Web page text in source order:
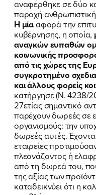
ΝΕΑ
ΕΛΑ ΚΙ
FB IN TW
αναφέρθηκε σε δύο
παροχή
Η μίααφορά την
κυβέρνησης, η οποία,
αναγκών ευπαθών
κοινωνικής
από τις χώρες της
συγκροτημένο
και άλλους φορείς
κατήργησε (Ν. 4238/
27ετίας σημαντικό
παρέχουν δωρεές σε
οργανισμούς: την
δωρεές αυτές.
εταιρείες
πλεονάζοντος ή
από τη δωρεά του,
της αξίας των
καταδεικνύει ότι η